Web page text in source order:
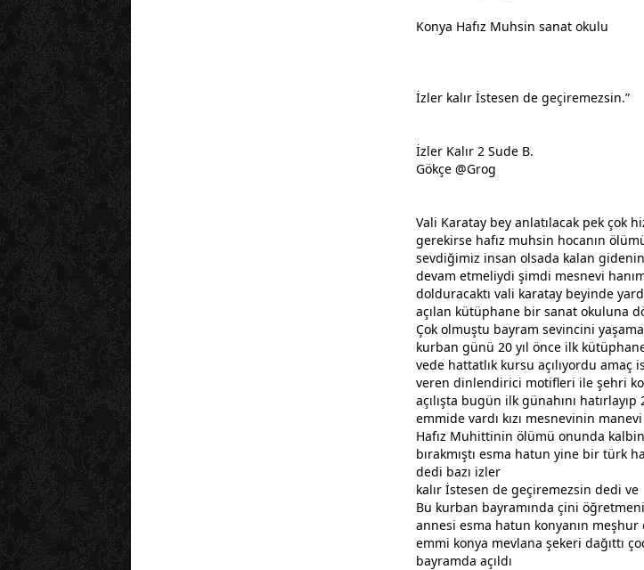
Konya Hafız Muhsin sanat okulu
İzler kalır İstesen de geçiremezsin.”
İzler Kalır 2 Sude B.
Gökçe @Grog
Vali Karatay bey anlatılacak pek çok
gerekirse hafız muhsin hocanın
sevdiğimiz insan olsada kalan
devam etmeliydi şimdi mesnevi
dolduracaktı vali karatay beyinde
açılan kütüphane bir sanat okuluna
Çok olmuştu bayram sevincini
kurban günü 20 yıl önce ilk
vede hattatlık kursu açılıyordu amaç
veren dinlendirici motifleri ile şehri
açılışta bugün ilk günahını
emmide vardı kızı mesnevinin manevi
Hafız Muhittinin ölümü onunda
bırakmıştı esma hatun yine bir türk
dedi bazı izler
kalır İstesen de geçiremezsin dedi ve
Bu kurban bayramında çini
annesi esma hatun konyanın meşhur
emmi konya mevlana şekeri dağıttı
bayramda açıldı